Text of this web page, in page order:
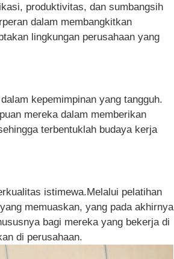
produktivitas, dan sumbangsih
dalam membangkitkan
lingkungan perusahaan yang
kepemimpinan yang tangguh.
mereka dalam memberikan
terbentuklah budaya kerja
istimewa.Melalui pelatihan
memuaskan, yang pada akhirnya
bagi mereka yang bekerja di
di perusahaan.